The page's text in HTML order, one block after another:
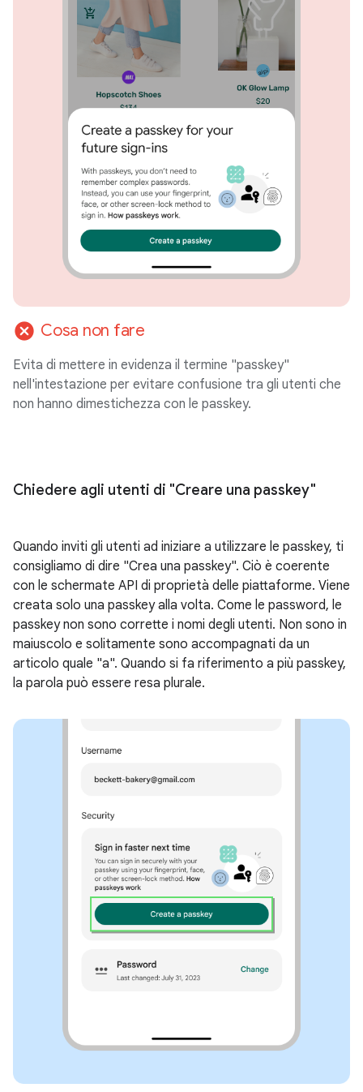
cancel Cosa non fare
Evita di mettere in evidenza il termine "passkey"
nell'intestazione per evitare confusione tra gli utenti che
non hanno dimestichezza con le passkey.
Chiedere agli utenti di "Creare una passkey"
Quando inviti gli utenti ad iniziare a utilizzare le passkey, ti
consigliamo di dire "Crea una passkey". Ciò è coerente
con le schermate API di proprietà delle piattaforme. Viene
creata solo una passkey alla volta. Come le password, le
passkey non sono corrette i nomi degli utenti. Non sono in
maiuscolo e solitamente sono accompagnati da un
articolo quale "a". Quando si fa riferimento a più passkey,
la parola può essere resa plurale.